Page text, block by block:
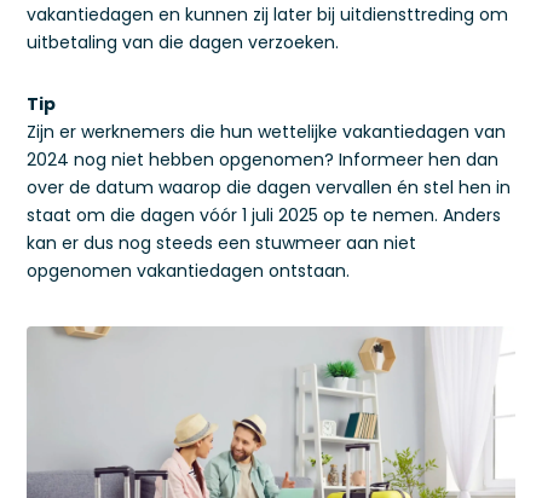
vakantiedagen en kunnen zij later bij uitdiensttreding om
uitbetaling van die dagen verzoeken.
Tip
Zijn er werknemers die hun wettelijke vakantiedagen van
2024 nog niet hebben opgenomen? Informeer hen dan
over de datum waarop die dagen vervallen én stel hen in
staat om die dagen vóór 1 juli 2025 op te nemen. Anders
kan er dus nog steeds een stuwmeer aan niet
opgenomen vakantiedagen ontstaan.